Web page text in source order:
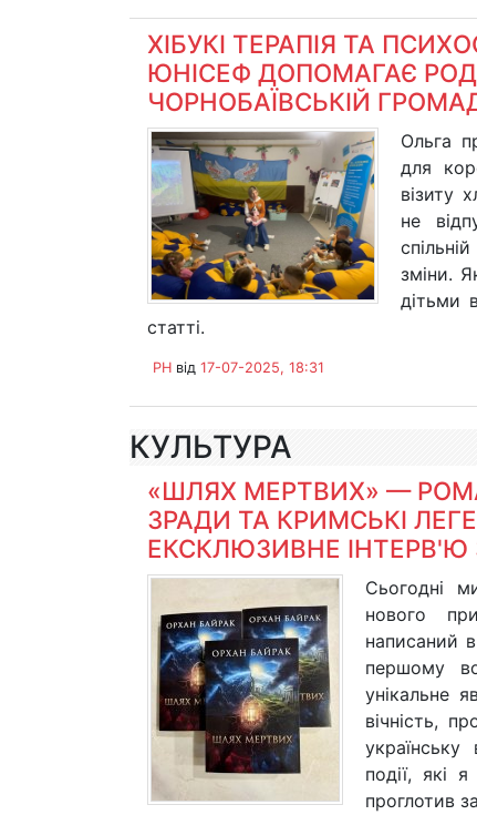
ХІБУКІ ТЕРАПІЯ ТА
ЮНІСЕФ ДОПОМАГАЄ
ЧОРНОБАЇВСЬКІЙ
Ольга
для
візиту
не
зміни.
дітьми
статті.
PH від 17-07-2025, 18:31
КУЛЬТУРА
«ШЛЯХ МЕРТВИХ» —
ЗРАДИ ТА КРИМСЬКІ
ЕКСКЛЮЗИВНЕ ІНТЕРВ'Ю
Сьогодні
нового
написаний
першому
унікальне
вічність,
події, які
проглотив